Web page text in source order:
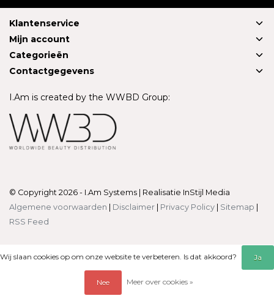
Klantenservice
Mijn account
Categorieën
Contactgegevens
I.Am is created by the WWBD Group:
© Copyright 2026 - I.Am Systems | Realisatie InStijl Media
Algemene voorwaarden
Disclaimer Privacy Policy Sitemap
RSS Feed
Wij slaan cookies op om onze website te verbeteren. Is dat akkoord? Ja
Nee Meer over cookies »